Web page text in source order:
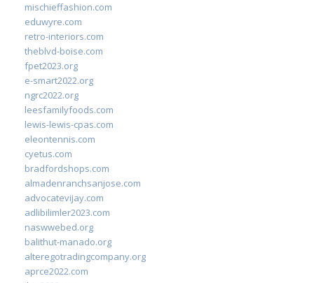
mischieffashion.com
eduwyre.com
retro-interiors.com
theblvd-boise.com
fpet2023.org
e-smart2022.org
ngrc2022.org
leesfamilyfoods.com
lewis-lewis-cpas.com
eleontennis.com
cyetus.com
bradfordshops.com
almadenranchsanjose.com
advocatevijay.com
adlibilimler2023.com
naswwebed.org
balithut-manado.org
alteregotradingcompany.org
aprce2022.com